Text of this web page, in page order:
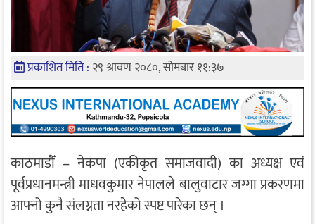
प्रकाशित मिति : २९ श्रावण २०८०, सोमबार ११:३७
काठमाडौँ – नेकपा (एकीकृत समाजवादी) का अध्यक्ष एवं
पूर्वप्रधानमन्त्री माधवकुमार नेपालले बालुवाटार जग्गा प्रकरणमा
आफ्नो कुनै संलग्नता नरहेको स्पष्ट पारेका छन् ।